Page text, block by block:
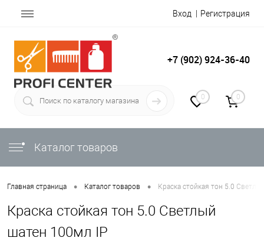
Вход Регистрация
+7 (902) 924-36-40
0 0
Каталог товаров
Главная страница • Каталог товаров • Краска стойкая тон 5.0
Краска стойкая тон 5.0 Светлый
шатен 100мл IP